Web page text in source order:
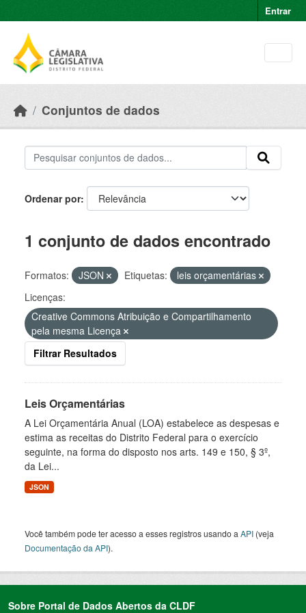
Entrar
Conjuntos de dados
Ordenar por
1 conjunto de dados encontrado
Formatos: JSON Etiquetas:
leis orçamentárias
Licenças:
Creative Commons Atribuição e Compartilhamento
pela mesma Licença
Filtrar Resultados
Leis Orçamentárias
A Lei Orçamentária Anual (LOA) estabelece as despesas e
estima as receitas do Distrito Federal para o exercício
seguinte, na forma do disposto nos arts. 149 e 150, § 3º,
da Lei...
JSON
Você também pode ter acesso a esses registros usando a API (veja
Documentação da API).
Sobre Portal de Dados Abertos da CLDF